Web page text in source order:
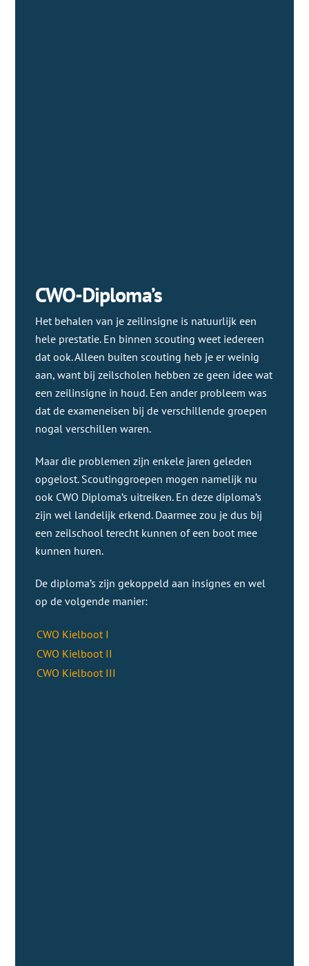
CWO-Diploma’s
Het behalen van je zeilinsigne is natuurlijk een
hele prestatie. En binnen scouting weet iedereen
dat ook. Alleen buiten scouting heb je er weinig
aan, want bij zeilscholen hebben ze geen idee wat
een zeilinsigne in houd. Een ander probleem was
dat de exameneisen bij de verschillende groepen
nogal verschillen waren.
Maar die problemen zijn enkele jaren geleden
opgelost. Scoutinggroepen mogen namelijk nu
ook CWO Diploma’s uitreiken. En deze diploma’s
zijn wel landelijk erkend. Daarmee zou je dus bij
een zeilschool terecht kunnen of een boot mee
kunnen huren.
De diploma’s zijn gekoppeld aan insignes en wel
op de volgende manier:
CWO Kielboot I
CWO Kielboot II
CWO Kielboot III